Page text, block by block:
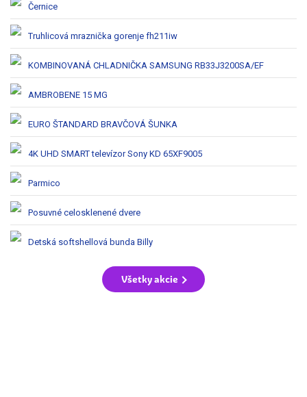
Černice
Truhlicová mraznička gorenje fh211iw
KOMBINOVANÁ CHLADNIČKA SAMSUNG RB33J3200SA/EF
AMBROBENE 15 MG
EURO ŠTANDARD BRAVČOVÁ ŠUNKA
4K UHD SMART televízor Sony KD 65XF9005
Parmico
Posuvné celosklenené dvere
Detská softshellová bunda Billy
Všetky akcie